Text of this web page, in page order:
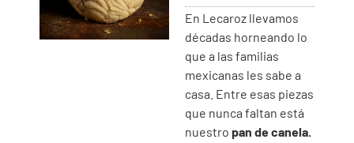
En Lecaroz llevamos
décadas horneando lo
que a las familias
mexicanas les sabe a
casa. Entre esas piezas
que nunca faltan está
nuestro pan de canela.